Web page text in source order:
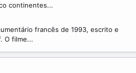
continentes...
francês de 1993, escrito e
O filme...